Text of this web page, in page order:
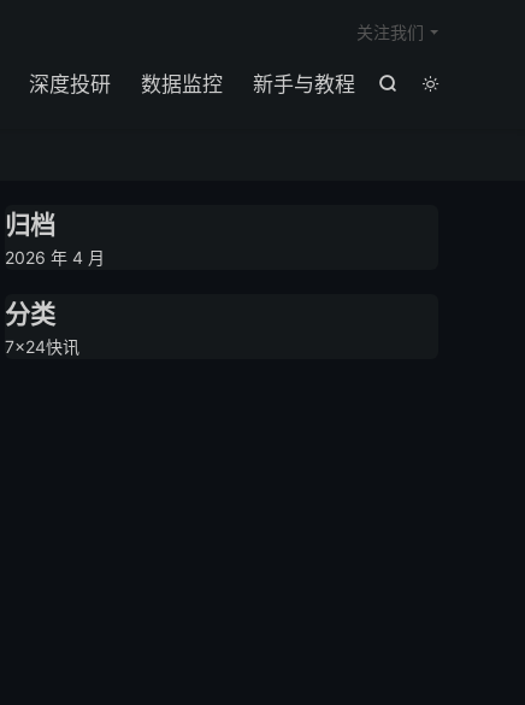


深度投研 数据监控 新手与教程
关注我们
归档
2026 年 4 月
分类
7×24快讯